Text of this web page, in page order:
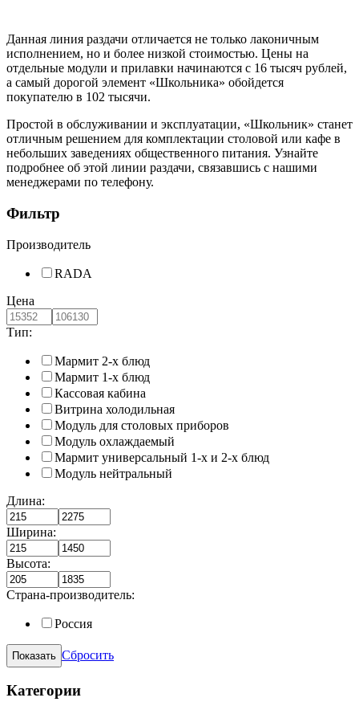
Данная линия раздачи отличается не только лаконичным
исполнением, но и более низкой стоимостью. Цены на
отдельные модули и прилавки начинаются с 16 тысяч рублей,
а самый дорогой элемент «Школьника» обойдется
покупателю в 102 тысячи.
Простой в обслуживании и эксплуатации, «Школьник» станет
отличным решением для комплектации столовой или кафе в
небольших заведениях общественного питания. Узнайте
подробнее об этой линии раздачи, связавшись с нашими
менеджерами по телефону.
Фильтр
Производитель
RADA
Цена
Тип:
Мармит 2-х блюд
Мармит 1-х блюд
Кассовая кабина
Витрина холодильная
Модуль для столовых приборов
Модуль охлаждаемый
Мармит универсальный 1-х и 2-х блюд
Модуль нейтральный
Длина:
Ширина:
Высота:
Страна-производитель:
Россия
Сбросить
Категории